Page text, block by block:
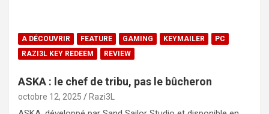
A DÉCOUVRIR FEATURE GAMING KEYMAILER
PC
RAZI3L KEY REDEEM
REVIEW
ASKA : le chef de tribu, pas le bûcheron
octobre 12, 2025 Razi3L